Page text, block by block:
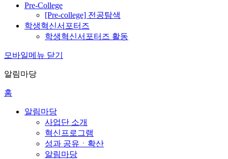
Pre-College
[Pre-college] 전공탐색
학생혁신서포터즈
학생혁신서포터즈 활동
모바일메뉴 닫기
알림마당
홈
알림마당
사업단 소개
혁신프로그램
성과 공유ㆍ확산
알림마당